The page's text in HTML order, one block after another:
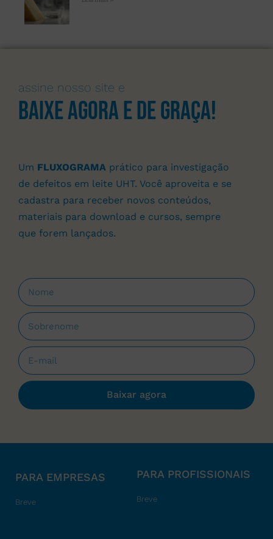
assine nosso site e
Baixe agora e de graça!
Um FLUXOGRAMA prático para investigação
de defeitos em leite UHT. Você aproveita e se
cadastra para receber novos conteúdos,
materiais para download e cursos, sempre
que forem lançados.
Baixar agora
PARA EMPRESAS
Breve
PARA PROFISSIONAIS
Breve